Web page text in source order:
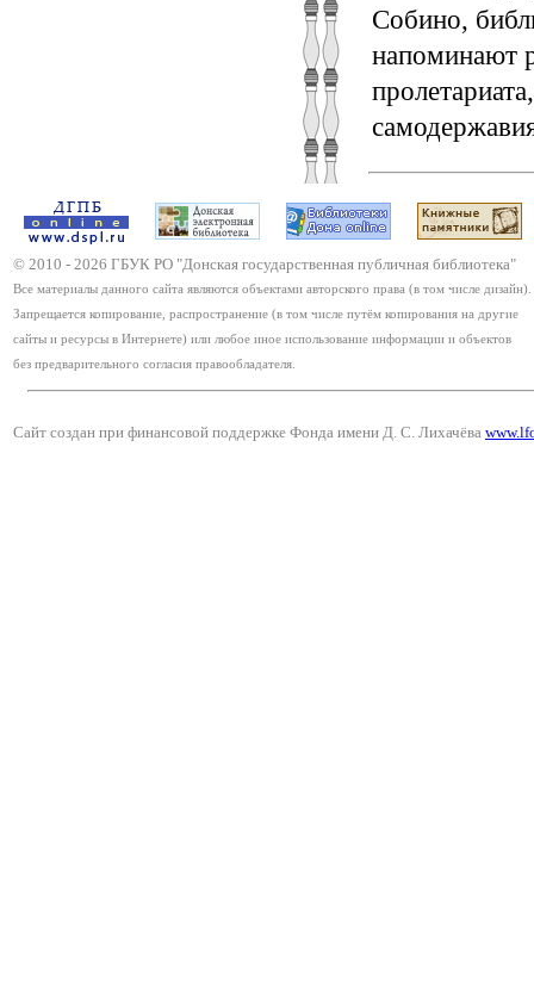
Собино,
напоминают
© 2010 - 2026 ГБУК РО "Донская государственная публичная библиотека"
Все материалы данного сайта являются объектами авторского права (в том числе дизайн).
Запрещается копирование, распространение (в том числе путём копирования на другие
сайты и ресурсы в Интернете) или любое иное использование информации и объектов
без предварительного согласия правообладателя.
Сайт создан при финансовой поддержке Фонда имени Д. С. Лихачёва